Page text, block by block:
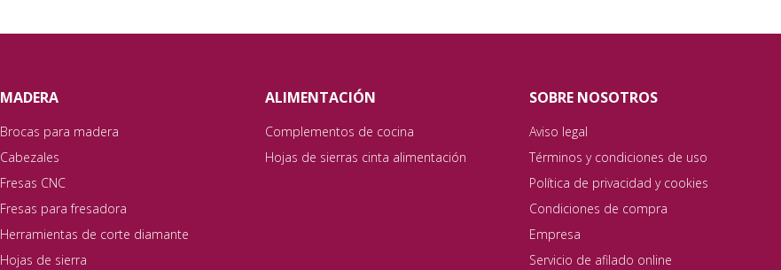
MADERA
Brocas para madera
Cabezales
Fresas CNC
Fresas para fresadora
Herramientas de corte diamante
Hojas de sierra
ALIMENTACIÓN
Complementos de cocina
Hojas de sierras cinta alimentación
SOBRE NOSOTROS
Aviso legal
Términos y condiciones de uso
Política de privacidad y cookies
Condiciones de compra
Empresa
Servicio de afilado online